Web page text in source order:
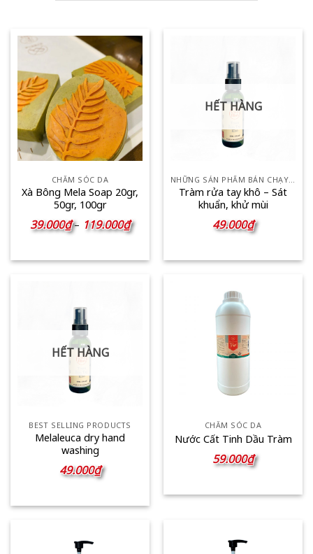
CHĂM SÓC DA
Xà Bông Mela Soap 20gr,
50gr, 100gr
39.000₫ – 119.000₫Khoảng
giá:
đến
HẾT HÀNG
NHỮNG SẢN PHẨM BÁN CHẠY NHẤT
Tràm rửa tay khô – Sát
khuẩn, khử mùi
49.000₫
HẾT HÀNG
BEST SELLING PRODUCTS
Melaleuca dry hand
washing
49.000₫
CHĂM SÓC DA
Nước Cất Tinh Dầu Tràm
59.000₫